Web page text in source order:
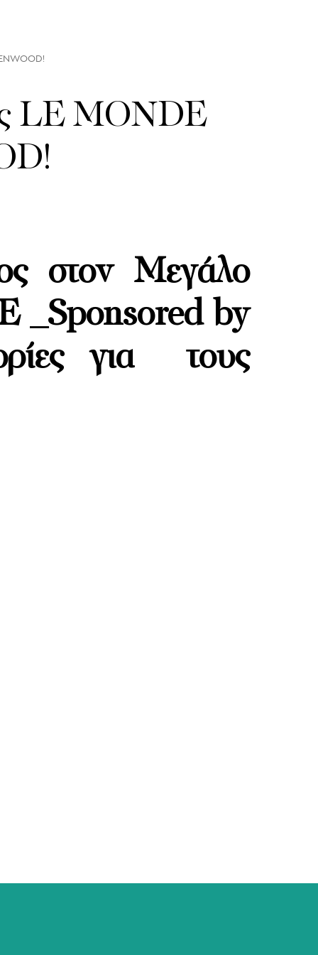
LE MONDE
στον Μεγάλο
_Sponsored by
για τους